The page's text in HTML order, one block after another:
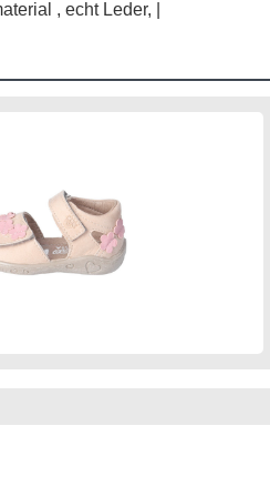
, echt Leder, |